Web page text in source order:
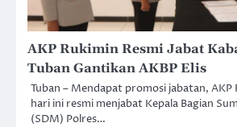
AKP Rukimin Resmi Jabat
Tuban Gantikan AKBP Elis
Tuban – Mendapat promosi jabatan, AKP
hari ini resmi menjabat Kepala Bagian
(SDM) Polres…